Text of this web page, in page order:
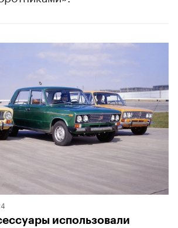
использовали